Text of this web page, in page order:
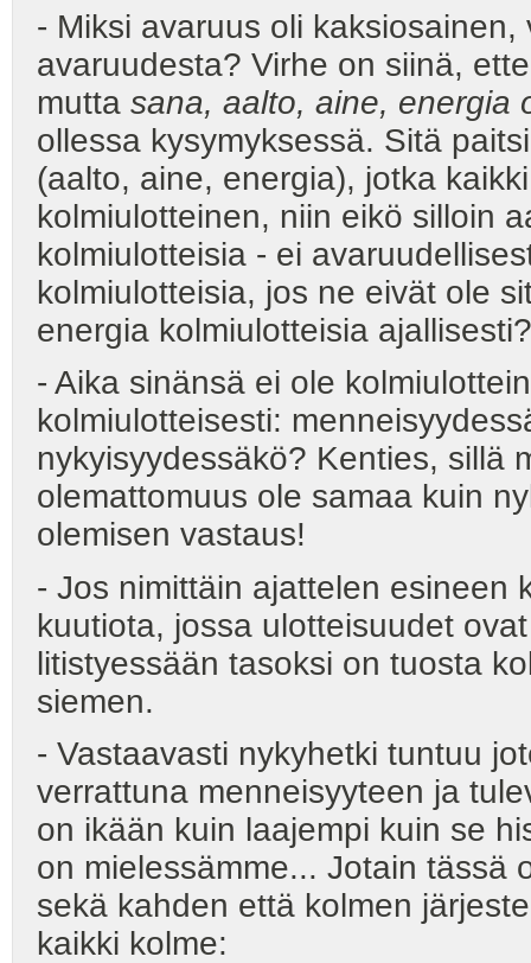
- Miksi avaruus oli
avaruudesta? Virhe on siinä,
mutta sana, aalto, aine, energia
ollessa kysymyksessä. Sitä
(aalto, aine, energia), jotka
kolmiulotteinen, niin eikö silloin
kolmiulotteisia - ei
kolmiulotteisia, jos ne eivät ole
energia kolmiulotteisia
- Aika sinänsä ei ole
kolmiulotteisesti:
nykyisyydessäkö? Kenties, sillä
olemattomuus ole samaa kuin
olemisen vastaus!
- Jos nimittäin ajattelen esineen
kuutiota, jossa ulotteisuudet
litistyessään tasoksi on tuosta
siemen.
- Vastaavasti nykyhetki tuntuu
verrattuna menneisyyteen ja
on ikään kuin laajempi kuin se
on mielessämme... Jotain tässä
sekä kahden että kolmen
kaikki kolme: